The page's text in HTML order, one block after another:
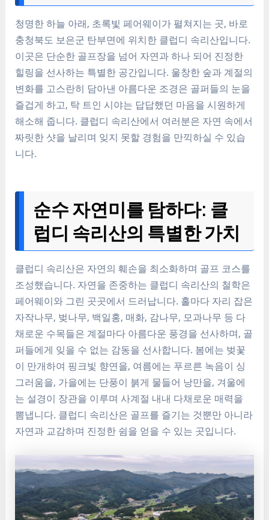
청명한 하늘 아래, 초록빛 페어웨이가 펼쳐지는 곳, 바로
충청북도 보은군 탄부면에 위치한 클럽디 속리산입니다.
이곳은 단순한 골프장을 넘어 자연과 하나 되어 진정한
힐링을 선사하는 특별한 공간입니다. 울창한 숲과 계절의
변화를 고스란히 담아낸 아름다운 조경은 골퍼들의 눈을
즐겁게 하고, 탁 트인 시야는 답답했던 마음을 시원하게
해소해 줍니다. 클럽디 속리산에서 여러분은 자연 속에서
짜릿한 샷을 날리며 잊지 못할 경험을 만끽하실 수 있습
니다.
순수 자연미를 탐하다: 클
럽디 속리산의 특별한 가치
클럽디 속리산은 자연의 훼손을 최소화하며 골프 코스를
조성했습니다. 자연을 존중하는 클럽디 속리산의 철학은
페어웨이와 그린 곳곳에서 드러납니다. 홀마다 자리 잡은
자작나무, 벚나무, 백일홍, 매화, 감나무, 모과나무 등 다
채로운 수목들은 계절마다 아름다운 풍경을 선사하며, 골
퍼들에게 잊을 수 없는 감동을 선사합니다. 봄에는 벚꽃
이 만개하여 핑크빛 향연을, 여름에는 푸르른 녹음이 싱
그러움을, 가을에는 단풍이 붉게 물들어 낭만을, 겨울에
는 설경이 장관을 이루며 사계절 내내 다채로운 매력을
뽐냅니다. 클럽디 속리산은 골프를 즐기는 것뿐만 아니라
자연과 교감하며 진정한 쉼을 얻을 수 있는 곳입니다.